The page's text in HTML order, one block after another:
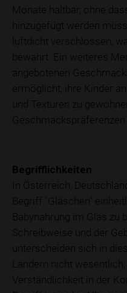
Monate haltbar, ohne
hinzugefügt werden
luftdicht verschlossen,
bewahrt. Ein weiteres
angebotenen
ermöglicht, ihre Kinder
und Texturen zu
Begrifflichkeiten
In Österreich,
Begriff "Gläschen"
Babynahrung im Glas zu
Schreibweise und der
unterscheiden sich in
Ländern nicht
Verständlichkeit in der